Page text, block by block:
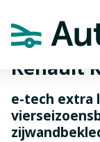
Renault
e-tech extra